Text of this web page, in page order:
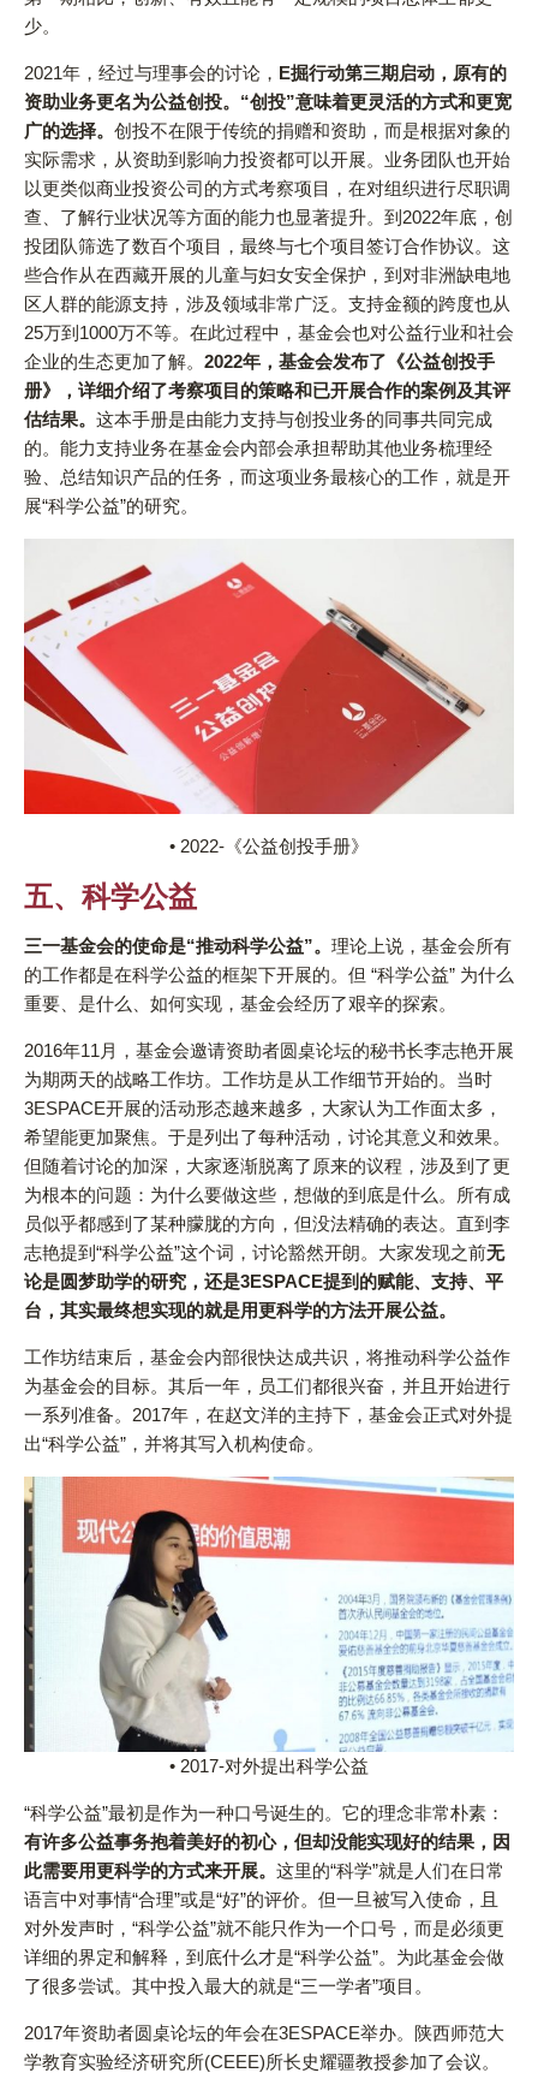
少。
2021年，经过与理事会的讨论， E掘行动第三期启动，原有的
资助业务更名为公益创投。“创投”意味着更灵活的方式和更宽
广的选择。 创投不在限于传统的捐赠和资助，而是根据对象的
实际需求，从资助到影响力投资都可以开展。业务团队也开始
以更类似商业投资公司的方式考察项目，在对组织进行尽职调
查、了解行业状况等方面的能力也显著提升。到2022年底，创
投团队筛选了数百个项目，最终与七个项目签订合作协议。这
些合作从在西藏开展的儿童与妇女安全保护，到对非洲缺电地
区人群的能源支持，涉及领域非常广泛。支持金额的跨度也从
25万到1000万不等。在此过程中，基金会也对公益行业和社会
企业的生态更加了解。 2022年，基金会发布了《公益创投手
册》，详细介绍了考察项目的策略和已开展合作的案例及其评
估结果。 这本手册是由能力支持与创投业务的同事共同完成
的。能力支持业务在基金会内部会承担帮助其他业务梳理经
验、总结知识产品的任务，而这项业务最核心的工作，就是开
展“科学公益”的研究。
• 2022-《公益创投手册》
五、科学公益
三一基金会的使命是“推动科学公益”。 理论上说，基金会所有
的工作都是在科学公益的框架下开展的。但 “科学公益” 为什么
重要、是什么、如何实现，基金会经历了艰辛的探索。
2016年11月，基金会邀请资助者圆桌论坛的秘书长李志艳开展
为期两天的战略工作坊。工作坊是从工作细节开始的。当时
3ESPACE开展的活动形态越来越多，大家认为工作面太多，
希望能更加聚焦。于是列出了每种活动，讨论其意义和效果。
但随着讨论的加深，大家逐渐脱离了原来的议程，涉及到了更
为根本的问题：为什么要做这些，想做的到底是什么。所有成
员似乎都感到了某种朦胧的方向，但没法精确的表达。直到李
志艳提到“科学公益”这个词，讨论豁然开朗。大家发现之前无
论是圆梦助学的研究，还是3ESPACE提到的赋能、支持、平
台，其实最终想实现的就是用更科学的方法开展公益。
工作坊结束后，基金会内部很快达成共识，将推动科学公益作
为基金会的目标。其后一年，员工们都很兴奋，并且开始进行
一系列准备。2017年，在赵文洋的主持下，基金会正式对外提
出“科学公益”，并将其写入机构使命。
• 2017-对外提出科学公益
“科学公益”最初是作为一种口号诞生的。它的理念非常朴素：
有许多公益事务抱着美好的初心，但却没能实现好的结果，因
此需要用更科学的方式来开展。 这里的“科学”就是人们在日常
语言中对事情“合理”或是“好”的评价。但一旦被写入使命，且
对外发声时，“科学公益”就不能只作为一个口号，而是必须更
详细的界定和解释，到底什么才是“科学公益”。为此基金会做
了很多尝试。其中投入最大的就是“三一学者”项目。
2017年资助者圆桌论坛的年会在3ESPACE举办。陕西师范大
学教育实验经济研究所(CEEE)所长史耀疆教授参加了会议。